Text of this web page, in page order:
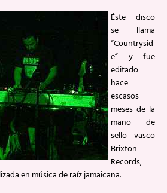
Éste disco
se llama
“Countrysid
e” y fue
editado
hace
escasos
meses de la
mano de
sello vasco
Brixton
Records,
en música de raíz jamaicana.